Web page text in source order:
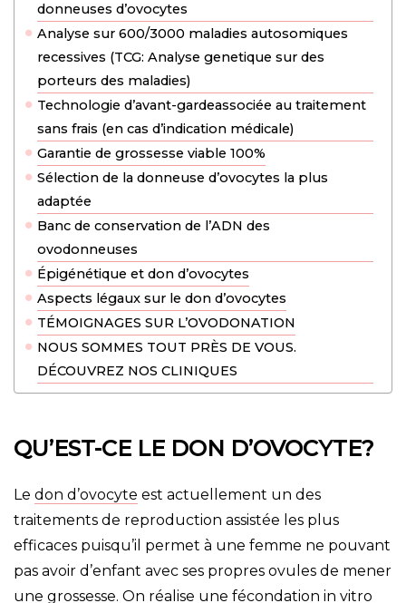
donneuses d’ovocytes
Analyse sur 600/3000 maladies autosomiques
recessives (TCG: Analyse genetique sur des
porteurs des maladies)
Technologie d’avant-gardeassociée au traitement
sans frais (en cas d’indication médicale)
Garantie de grossesse viable 100%
Sélection de la donneuse d’ovocytes la plus
adaptée
Banc de conservation de l’ADN des
ovodonneuses
Épigénétique et don d’ovocytes
Aspects légaux sur le don d’ovocytes
TÉMOIGNAGES SUR L’OVODONATION
NOUS SOMMES TOUT PRÈS DE VOUS.
DÉCOUVREZ NOS CLINIQUES
QU’EST-CE LE DON D’OVOCYTE?
Le don d’ovocyte est actuellement un des
traitements de reproduction assistée les plus
efficaces puisqu’il permet à une femme ne pouvant
pas avoir d’enfant avec ses propres ovules de mener
une grossesse. On réalise une fécondation in vitro